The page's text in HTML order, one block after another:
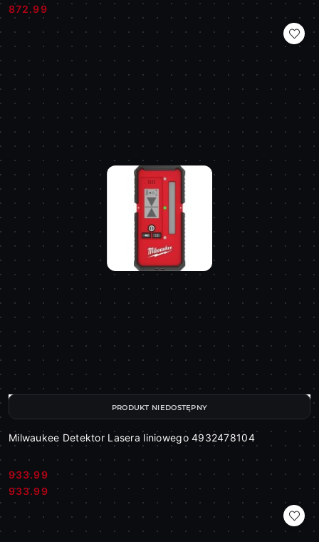
Cena:
Cena:
872.99
Milwaukee Detektor Lasera liniowego 4932478104
Cena:
933.99
Cena:
933.99
PRODUKT NIEDOSTĘPNY